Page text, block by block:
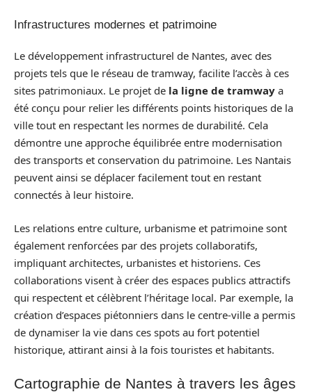
Infrastructures modernes et patrimoine
Le développement infrastructurel de Nantes, avec des
projets tels que le réseau de tramway, facilite l’accès à ces
sites patrimoniaux. Le projet de la ligne de tramway a
été conçu pour relier les différents points historiques de la
ville tout en respectant les normes de durabilité. Cela
démontre une approche équilibrée entre modernisation
des transports et conservation du patrimoine. Les Nantais
peuvent ainsi se déplacer facilement tout en restant
connectés à leur histoire.
Les relations entre culture, urbanisme et patrimoine sont
également renforcées par des projets collaboratifs,
impliquant architectes, urbanistes et historiens. Ces
collaborations visent à créer des espaces publics attractifs
qui respectent et célèbrent l’héritage local. Par exemple, la
création d’espaces piétonniers dans le centre-ville a permis
de dynamiser la vie dans ces spots au fort potentiel
historique, attirant ainsi à la fois touristes et habitants.
Cartographie de Nantes à travers les âges